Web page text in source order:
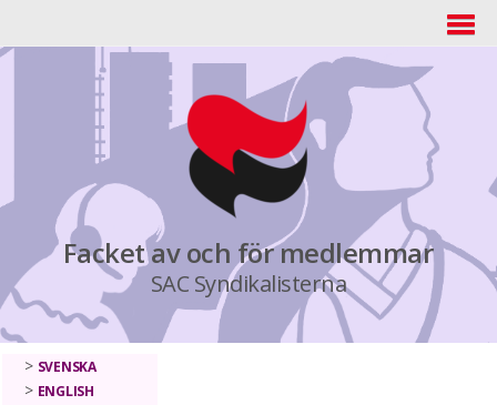
Facket av och för medlemmar
SAC Syndikalisterna
SVENSKA
ENGLISH